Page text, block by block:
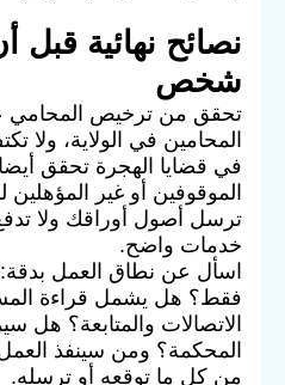
نصائح نهائية قبل
شخص
تحقق من ترخيص المحامي
المحامين في الولاية، ولا
في قضايا الهجرة تحقق
الموقوفين أو غير المؤهلين
ترسل أصول أوراقك ولا
خدمات واضح.
اسأل عن نطاق العمل
فقط؟ هل يشمل قراءة
الاتصالات والمتابعة؟ هل
المحكمة؟ ومن سينفذ
من كل ما توقعه أو ترسله.